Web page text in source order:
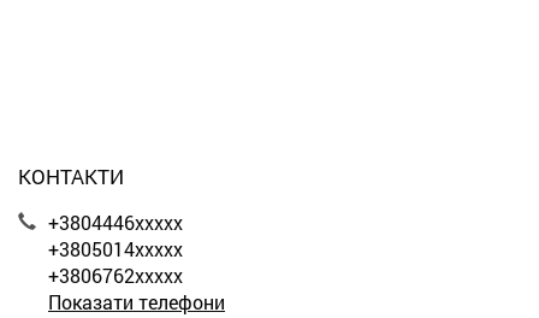
КОНТАКТИ
+3804446xxxxx
+3805014xxxxx
+3806762xxxxx
Показати телефони